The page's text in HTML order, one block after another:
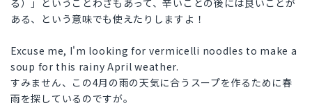
る）」ということわざもあって、辛いことの後には良いことが
ある、という意味でも使えたりしますよ！
Excuse me, I'm looking for vermicelli noodles to make a
soup for this rainy April weather.
すみません、この4月の雨の天気に合うスープを作るために春
雨を探しているのですが。